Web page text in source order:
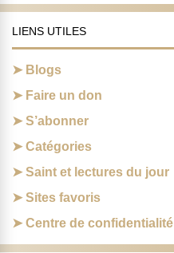
LIENS UTILES
Blogs
Faire un don
S’abonner
Catégories
Saint et lectures du jour
Sites favoris
Centre de confidentialité